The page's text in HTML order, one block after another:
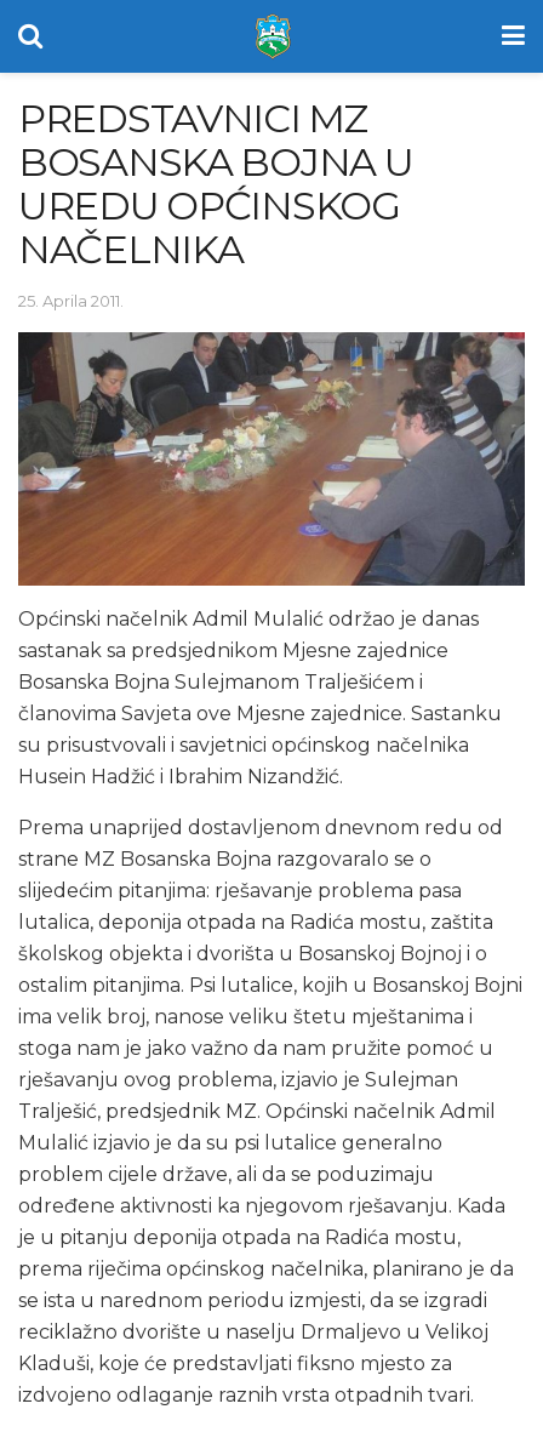
PREDSTAVNICI MZ
BOSANSKA BOJNA U
UREDU OPĆINSKOG
NAČELNIKA
25. Aprila 2011.
Općinski načelnik Admil Mulalić održao je danas
sastanak sa predsjednikom Mjesne zajednice
Bosanska Bojna Sulejmanom Tralješićem i
članovima Savjeta ove Mjesne zajednice. Sastanku
su prisustvovali i savjetnici općinskog načelnika
Husein Hadžić i Ibrahim Nizandžić.
Prema unaprijed dostavljenom dnevnom redu od
strane MZ Bosanska Bojna razgovaralo se o
slijedećim pitanjima: rješavanje problema pasa
lutalica, deponija otpada na Radića mostu, zaštita
školskog objekta i dvorišta u Bosanskoj Bojnoj i o
ostalim pitanjima. Psi lutalice, kojih u Bosanskoj Bojni
ima velik broj, nanose veliku štetu mještanima i
stoga nam je jako važno da nam pružite pomoć u
rješavanju ovog problema, izjavio je Sulejman
Tralješić, predsjednik MZ. Općinski načelnik Admil
Mulalić izjavio je da su psi lutalice generalno
problem cijele države, ali da se poduzimaju
određene aktivnosti ka njegovom rješavanju. Kada
je u pitanju deponija otpada na Radića mostu,
prema riječima općinskog načelnika, planirano je da
se ista u narednom periodu izmjesti, da se izgradi
reciklažno dvorište u naselju Drmaljevo u Velikoj
Kladuši, koje će predstavljati fiksno mjesto za
izdvojeno odlaganje raznih vrsta otpadnih tvari.